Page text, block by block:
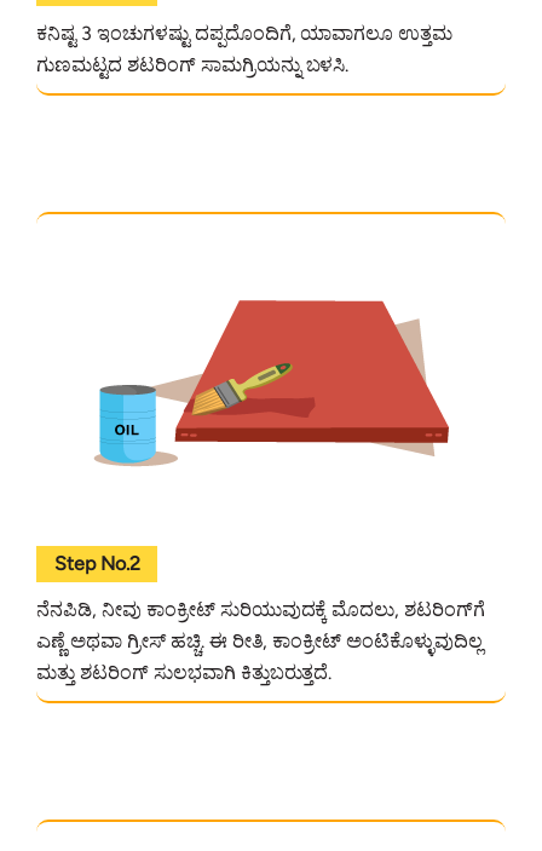
ಕನಿಷ್ಟ 3 ಇಂಚುಗಳಷ್ಟು ದಪ್ಪದೊಂದಿಗೆ, ಯಾವಾಗಲೂ ಉತ್ತಮ
ಗುಣಮಟ್ಟದ ಶಟರಿಂಗ್ ಸಾಮಗ್ರಿಯನ್ನು ಬಳಸಿ.
Step No.2
ನೆನಪಿಡಿ, ನೀವು ಕಾಂಕ್ರೀಟ್ ಸುರಿಯುವುದಕ್ಕೆ ಮೊದಲು, ಶಟರಿಂಗ್‌ಗೆ
ಎಣ್ಣೆ ಅಥವಾ ಗ್ರೀಸ್ ಹಚ್ಚಿ. ಈ ರೀತಿ, ಕಾಂಕ್ರೀಟ್ ಅಂಟಿಕೊಳ್ಳುವುದಿಲ್ಲ
ಮತ್ತು ಶಟರಿಂಗ್ ಸುಲಭವಾಗಿ ಕಿತ್ತುಬರುತ್ತದೆ.